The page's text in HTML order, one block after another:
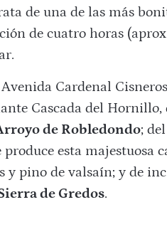
de una de las más
de cuatro horas
Cardenal
Cascada del Hornillo,
de Robledondo;
produce esta majestuosa
y pino de valsaín; y de
de Gredos.